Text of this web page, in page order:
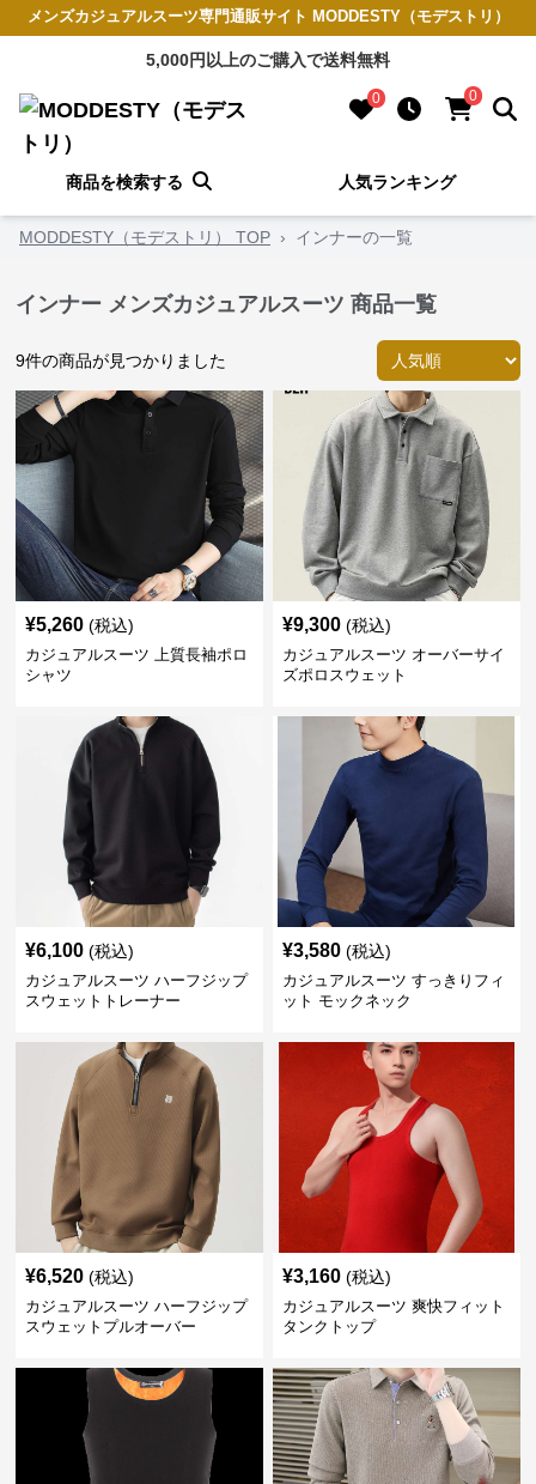
メンズカジュアルスーツ専門通販サイト MODDESTY（モデストリ）
5,000円以上のご購入で送料無料
0 0
商品を検索する 人気ランキング
MODDESTY（モデストリ） TOP › インナーの一覧
インナー メンズカジュアルスーツ 商品一覧
9件の商品が見つかりました
¥5,260 (税込)
カジュアルスーツ 上質長袖ポロ
シャツ
¥9,300 (税込)
カジュアルスーツ オーバーサイ
ズポロスウェット
¥6,100 (税込)
カジュアルスーツ ハーフジップ
スウェットトレーナー
¥3,580 (税込)
カジュアルスーツ すっきりフィ
ット モックネック
¥6,520 (税込)
カジュアルスーツ ハーフジップ
スウェットプルオーバー
¥3,160 (税込)
カジュアルスーツ 爽快フィット
タンクトップ